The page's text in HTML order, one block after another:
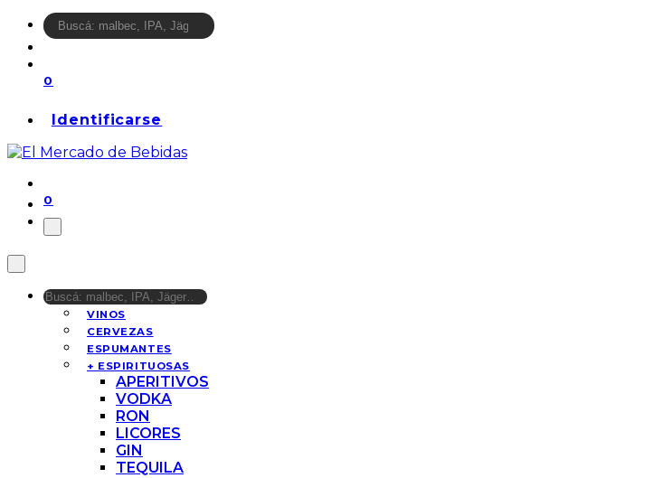
0
Identificarse
0
VINOS
CERVEZAS
ESPUMANTES
+ ESPIRITUOSAS
APERITIVOS
VODKA
RON
LICORES
GIN
TEQUILA